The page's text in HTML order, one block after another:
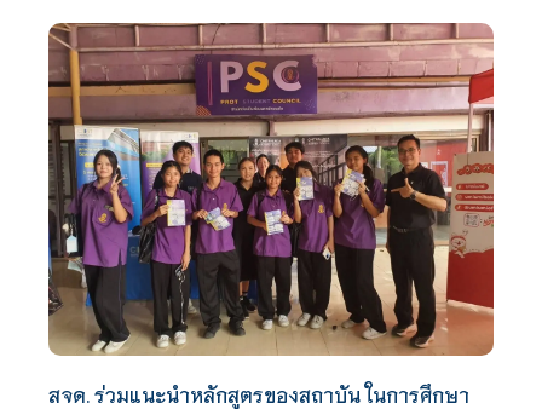
สจด. ร่วมแนะนำหลักสูตรของสถาบัน ในการศึกษา